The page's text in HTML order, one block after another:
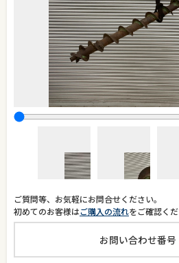
ご質問等、お気軽にお問合せください。
初めてのお客様はご購入の流れをご確認くだ
お問い合わせ番号